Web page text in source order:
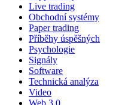
Live trading
Obchodní systémy
Paper trading
Příběhy úspěšných
Psychologie
Signály
Software
Technická analýza
Video
Web 3.0